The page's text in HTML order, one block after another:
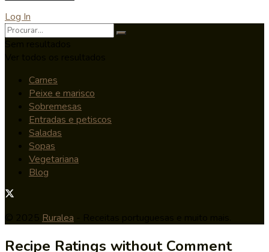
Log In
Carnes
Peixe e marisco
Sobremesas
Entradas e petiscos
Saladas
Sopas
Vegetariana
Blog
Ruralea
Recipe Ratings without Comment